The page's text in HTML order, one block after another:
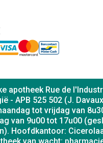
apotheek Rue de
- APB 525 502 (J.
tot vrijdag van
van 9u00 tot 17u00
Hoofdkantoor: